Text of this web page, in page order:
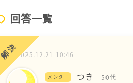
回答一覧
解決2025.12.21 10:46
メンター つき
50代